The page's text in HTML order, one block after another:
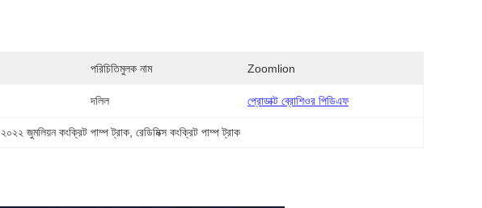
পরিচিতিমুলক নাম Zoomlion
দলিল প্রোডাক্ট ব্রোশিওর পিডিএফ
, ২০২২ জুমলিয়ন কংক্রিট পাম্প ট্রাক , রেডিমিক্স কংক্রিট পাম্প ট্রাক